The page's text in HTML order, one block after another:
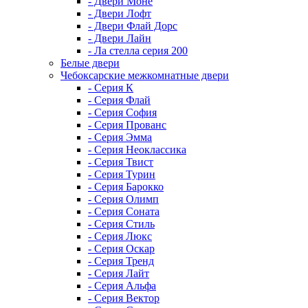
- Двери Лофт
- Двери Флай Дорс
- Двери Лайн
- Ла стелла серия 200
Белые двери
Чебоксарские межкомнатные двери
- Серия К
- Серия Флай
- Серия София
- Серия Прованс
- Серия Эмма
- Серия Неоклассика
- Серия Твист
- Серия Турин
- Серия Барокко
- Серия Олимп
- Серия Соната
- Серия Стиль
- Серия Люкс
- Серия Оскар
- Серия Тренд
- Серия Лайт
- Серия Альфа
- Серия Вектор